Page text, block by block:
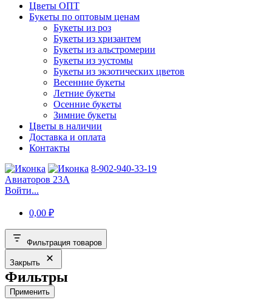
Цветы ОПТ
Букеты по оптовым ценам
Букеты из роз
Букеты из хризантем
Букеты из альстромерии
Букеты из эустомы
Букеты из экзотических цветов
Весенние букеты
Летние букеты
Осенние букеты
Зимние букеты
Цветы в наличии
Доставка и оплата
Контакты
8-902-940-33-19
Авиаторов 23А
Войти...
0,00 ₽
Фильтрация товаров
Закрыть
Фильтры
Применить